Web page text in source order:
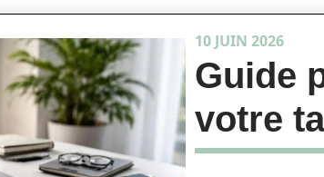
10 JUIN 2026
Guide
votre